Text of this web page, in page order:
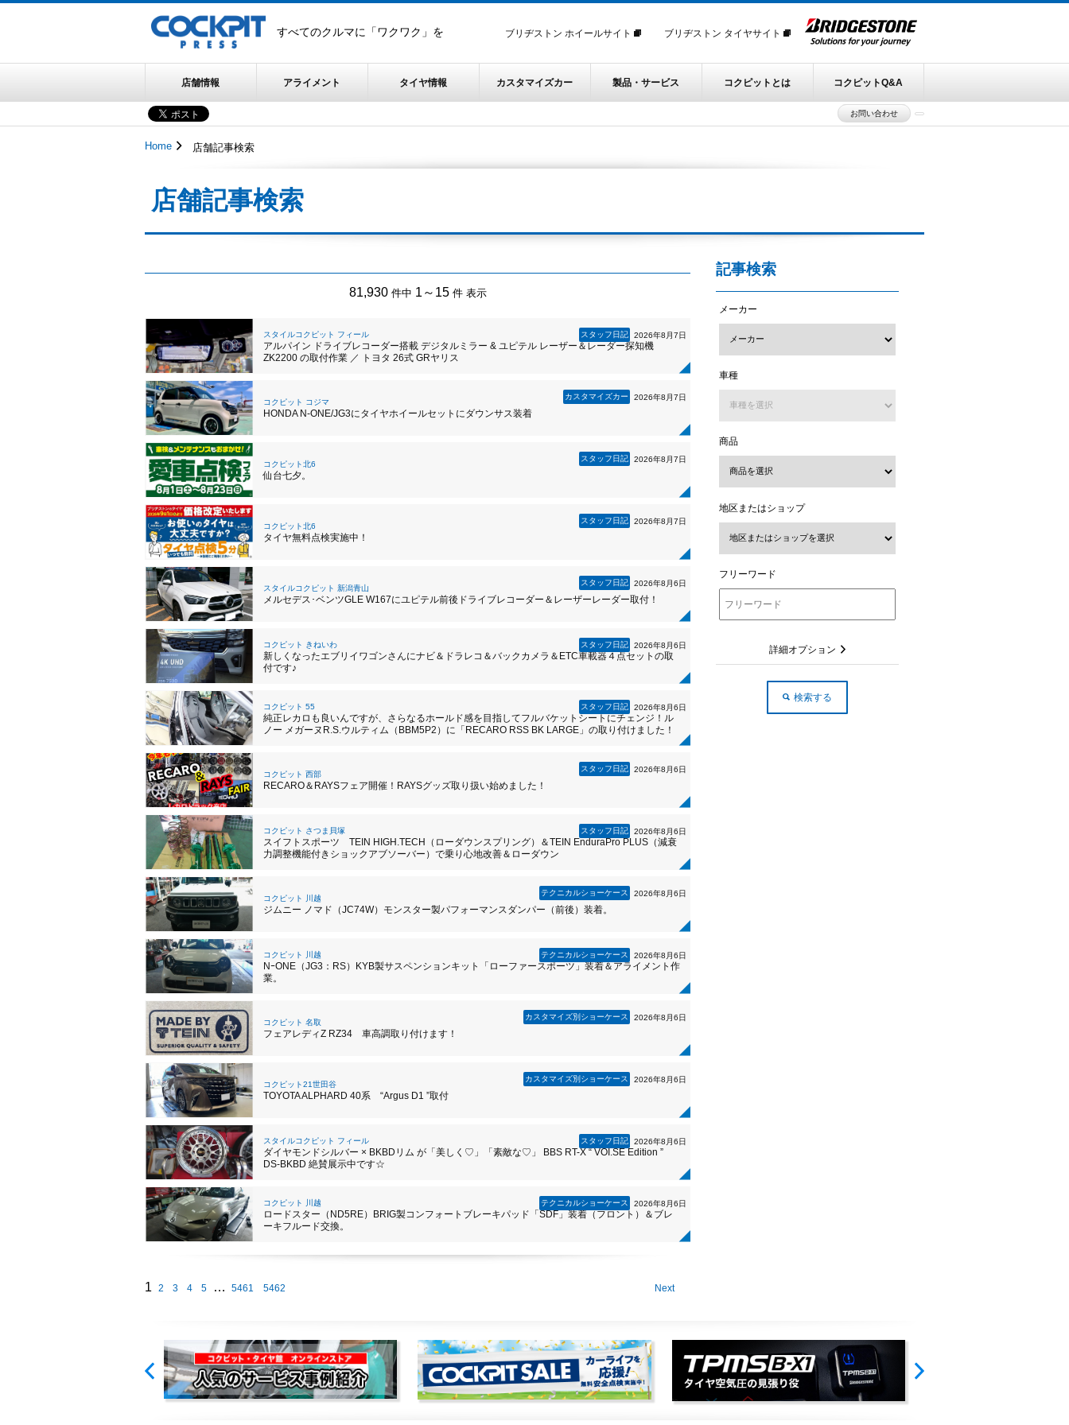
すべてのクルマに「ワクワク」を ブリヂストン ホイールサイト ブリヂストン タイヤサイト
店舗情報 アライメント タイヤ情報 カスタマイズカー 製品・サービス コクピットとは コクピットQ&A
お問い合わせ
Home 店舗記事検索
店舗記事検索
81,930 件中 1～15 件 表示
スタッフ日記 2026年8月7日
スタイルコクピット フィール
アルパイン ドライブレコーダー搭載 デジタルミラー & ユピテル レーザー＆レーダー探知機
ZK2200 の取付作業 ／ トヨタ 26式 GRヤリス
カスタマイズカー 2026年8月7日
コクピット コジマ
HONDA N-ONE/JG3にタイヤホイールセットにダウンサス装着
スタッフ日記 2026年8月7日
コクピット北6
仙台七夕。
スタッフ日記 2026年8月7日
コクピット北6
タイヤ無料点検実施中！
スタッフ日記 2026年8月6日
スタイルコクピット 新潟青山
メルセデス･ベンツGLE W167にユピテル前後ドライブレコーダー＆レーザーレーダー取付！
スタッフ日記 2026年8月6日
コクピット きねいわ
新しくなったエブリイワゴンさんにナビ＆ドラレコ＆バックカメラ＆ETC車載器４点セットの取
付です♪
スタッフ日記 2026年8月6日
コクピット 55
純正レカロも良いんですが、さらなるホールド感を目指してフルバケットシートにチェンジ！ル
ノー メガーヌR.S.ウルティム（BBM5P2）に「RECARO RSS BK LARGE」の取り付けました！
スタッフ日記 2026年8月6日
コクピット 西部
RECARO＆RAYSフェア開催！RAYSグッズ取り扱い始めました！
スタッフ日記 2026年8月6日
コクピット さつま貝塚
スイフトスポーツ TEIN HIGH.TECH（ローダウンスプリング）＆TEIN EnduraPro PLUS（減衰
力調整機能付きショックアブソーバー）で乗り心地改善＆ローダウン
テクニカルショーケース 2026年8月6日
コクピット 川越
ジムニー ノマド（JC74W）モンスター製パフォーマンスダンパー（前後）装着。
テクニカルショーケース 2026年8月6日
コクピット 川越
NｰONE（JG3：RS）KYB製サスペンションキット「ローファースポーツ」装着＆アライメント作
業。
カスタマイズ別ショーケース 2026年8月6日
コクピット 名取
フェアレディZ RZ34 車高調取り付けます！
カスタマイズ別ショーケース 2026年8月6日
コクピット21世田谷
TOYOTA ALPHARD 40系 “Argus D1 ”取付
スタッフ日記 2026年8月6日
スタイルコクピット フィール
ダイヤモンドシルバー × BKBDリム が「美しく♡」「素敵な♡」 BBS RT-X “ VOI.SE Edition ”
DS-BKBD 絶賛展示中です☆
テクニカルショーケース 2026年8月6日
コクピット 川越
ロードスター（ND5RE）BRIG製コンフォートブレーキパッド「SDF」装着（フロント）＆ブレ
ーキフルード交換。
1 2 3 4 5 … 5461 5462 Next
記事検索
メーカー
車種
商品
地区またはショップ
フリーワード
詳細オプション